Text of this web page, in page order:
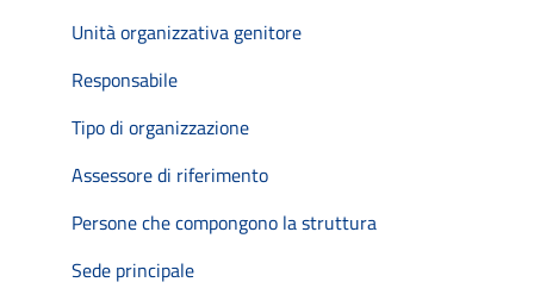
Unità organizzativa genitore
Responsabile
Tipo di organizzazione
Assessore di riferimento
Persone che compongono la struttura
Sede principale